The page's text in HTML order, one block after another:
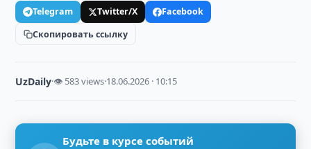
Telegram Twitter/X
Facebook
Скопировать ссылку
UzDaily·👁 583 views·18.06.2026 · 10:15
Будьте в курсе событий